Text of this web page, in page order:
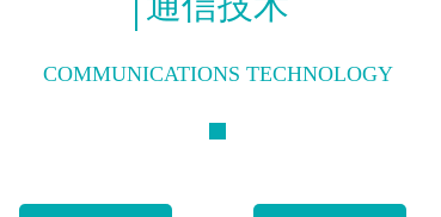
COMMUNICATIONS TECHNOLOGY